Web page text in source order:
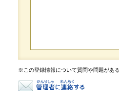
※この登録情報について質問や問題があ